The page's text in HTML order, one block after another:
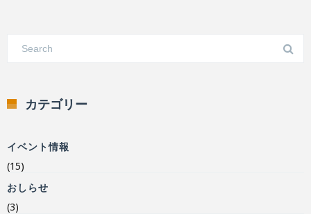
カテゴリー
イベント情報
(15)
おしらせ
(3)